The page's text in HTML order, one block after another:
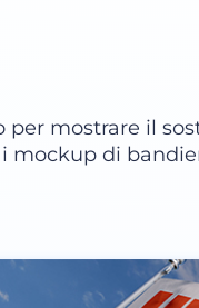
mostrare il
mockup di